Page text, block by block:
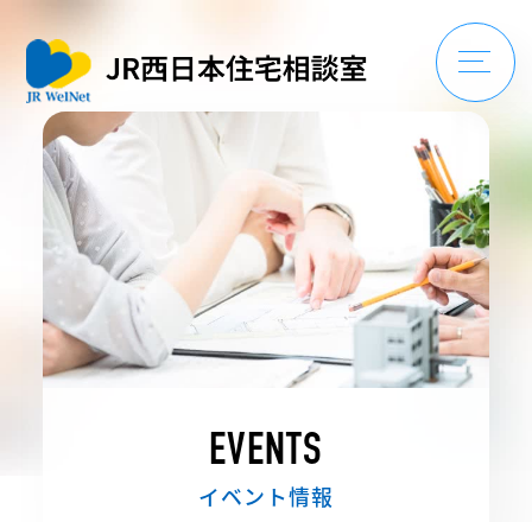
住宅相談室について
EVENTS
イベント情報